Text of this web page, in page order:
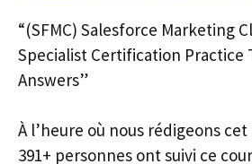
“(SFMC) Salesforce Marketing
Specialist Certification Practice
Answers”
À l’heure où nous rédigeons
391+ personnes ont suivi ce